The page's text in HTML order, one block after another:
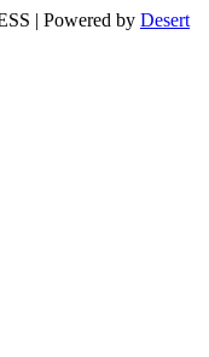
| Powered by Desert